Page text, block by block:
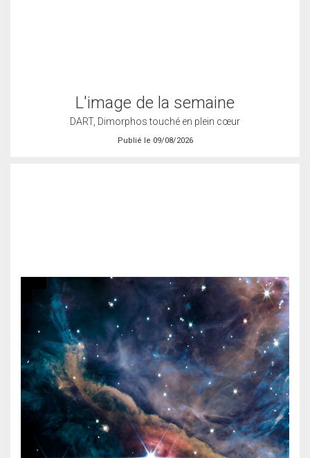
L'image de la semaine
DART, Dimorphos touché en plein cœur
Publié le 09/08/2026